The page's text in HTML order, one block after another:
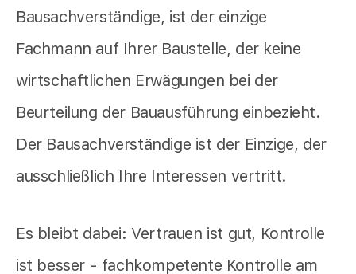
Bausachverständige, ist der einzige
Fachmann auf Ihrer Baustelle, der keine
wirtschaftlichen Erwägungen bei der
Beurteilung der Bauausführung einbezieht.
Der Bausachverständige ist der Einzige, der
ausschließlich Ihre Interessen vertritt.
Es bleibt dabei: Vertrauen ist gut, Kontrolle
ist besser - fachkompetente Kontrolle am